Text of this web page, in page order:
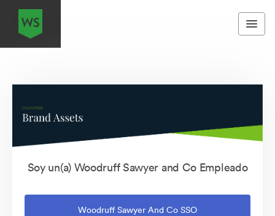
Soy un(a) Woodruff Sawyer and Co Empleado
Woodruff Sawyer And Co SSO